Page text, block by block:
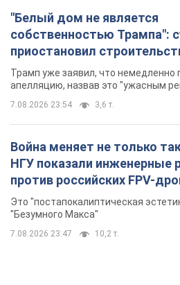
"Белый дом не является
собственностью Трампа":
приостановил
бального зала стоимостью
долларов
Трамп уже заявил, что немедленно
апелляцию, назвав это "ужасным
7.08.2026 23:54 3,6 т.
Война меняет не только
НГУ показали инженерные
против российских FPV-
Фото
Это "постапокалиптическая
"Безумного Макса"
7.08.2026 23:47 10,2 т.